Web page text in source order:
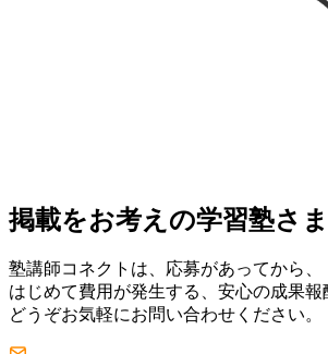
掲載をお考えの学習塾さ
塾講師コネクトは、応募があってから、
はじめて費用が発生する、安心の成果報
どうぞお気軽にお問い合わせください。